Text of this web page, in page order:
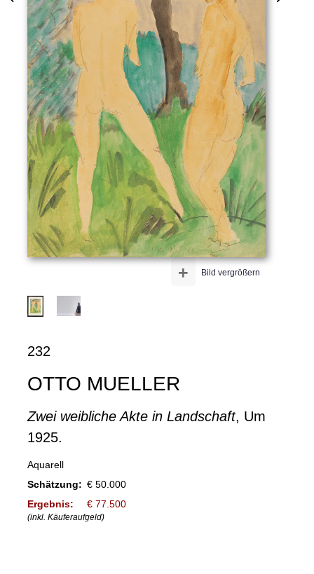
Bild vergrößern
+
232
OTTO MUELLER
Zwei weibliche Akte in Landschaft, Um
1925.
Aquarell
Schätzung: € 50.000
Ergebnis:
€ 77.500
(inkl. Käuferaufgeld)